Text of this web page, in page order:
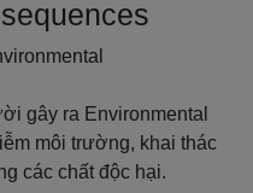
gây ra Environmental
môi trường, khai thác
các chất độc hại.